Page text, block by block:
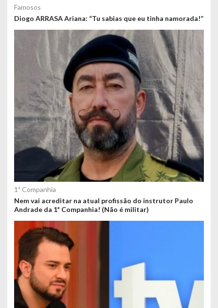
Famosos
Diogo ARRASA Ariana: “Tu sabias que eu tinha namorada!”
1ª Companhia
Nem vai acreditar na atual profissão do instrutor Paulo
Andrade da 1ª Companhia! (Não é militar)